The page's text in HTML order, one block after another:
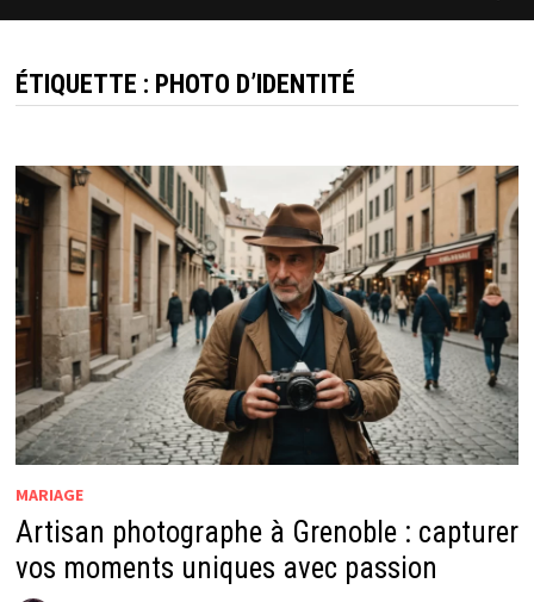
ÉTIQUETTE : PHOTO D’IDENTITÉ
MARIAGE
Artisan photographe à Grenoble : capturer
vos moments uniques avec passion